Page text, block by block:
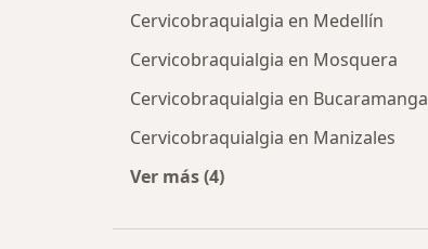
Cervicobraquialgia en Medellín
Cervicobraquialgia en Mosquera
Cervicobraquialgia en Bucaramanga
Cervicobraquialgia en Manizales
Ver más (4)